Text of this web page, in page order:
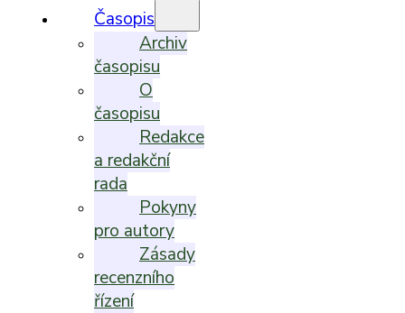
Časopis
Archiv
časopisu
O
časopisu
Redakce
a redakční
rada
Pokyny
pro autory
Zásady
recenzního
řízení